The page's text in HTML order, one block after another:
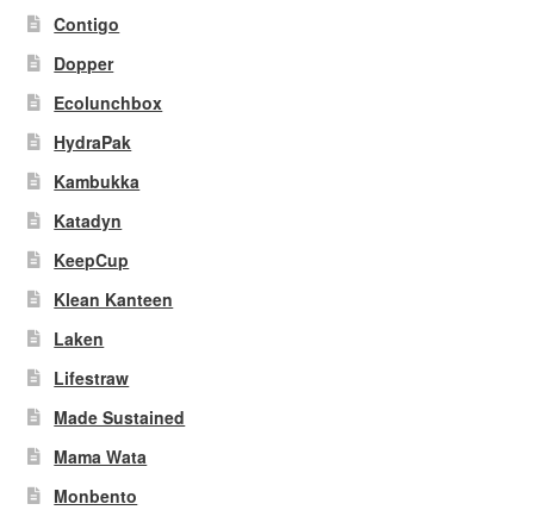
Contigo
Dopper
Ecolunchbox
HydraPak
Kambukka
Katadyn
KeepCup
Klean Kanteen
Laken
Lifestraw
Made Sustained
Mama Wata
Monbento